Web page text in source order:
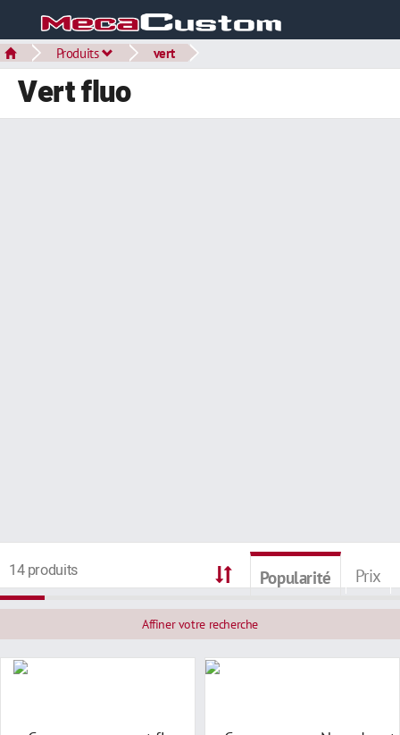
Produits vert
Vert fluo
14 produits Popularité Prix
Affiner votre recherche